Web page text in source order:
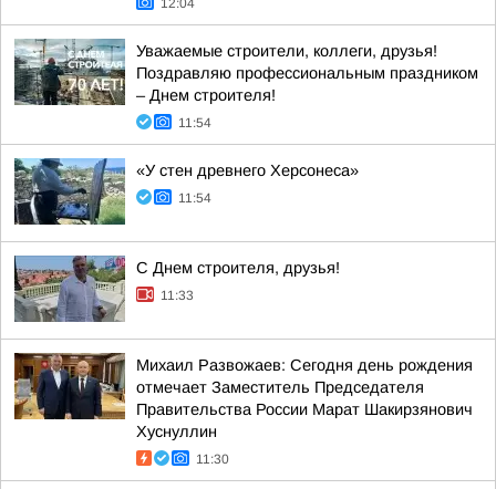
12:04
Уважаемые строители, коллеги, друзья!
Поздравляю профессиональным праздником
– Днем строителя!
11:54
«У стен древнего Херсонеса»
11:54
С Днем строителя, друзья!
11:33
Михаил Развожаев: Сегодня день рождения
отмечает Заместитель Председателя
Правительства России Марат Шакирзянович
Хуснуллин
11:30